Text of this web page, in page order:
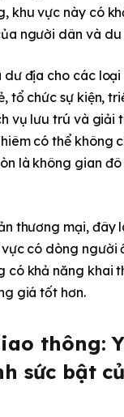
khu vực này có
người dân và du
địa cho các loại
tổ chức sự kiện,
vụ lưu trú và giải
có thể không
là không gian
thương mại, đây
có dòng người
có khả năng khai
giá tốt hơn.
thông:
sức bật